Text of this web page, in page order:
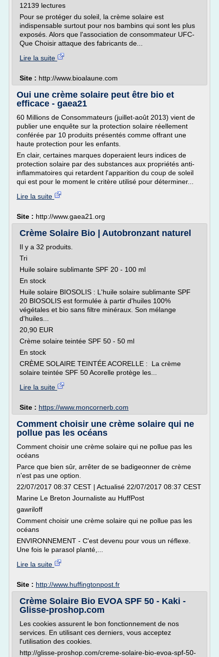
12139 lectures
Pour se protéger du soleil, la crème solaire est
indispensable surtout pour nos bambins qui sont les plus
exposés. Alors que l'association de consommateur UFC-
Que Choisir attaque des fabricants de...
Lire la suite
Site : http://www.bioalaune.com
Oui une crème solaire peut être bio et
efficace - gaea21
60 Millions de Consommateurs (juillet-août 2013) vient de
publier une enquête sur la protection solaire réellement
conférée par 10 produits présentés comme offrant une
haute protection pour les enfants.
En clair, certaines marques doperaient leurs indices de
protection solaire par des substances aux propriétés anti-
inflammatoires qui retardent l'apparition du coup de soleil
qui est pour le moment le critère utilisé pour déterminer...
Lire la suite
Site : http://www.gaea21.org
Crème Solaire Bio | Autobronzant naturel
Il y a 32 produits.
Tri
Huile solaire sublimante SPF 20 - 100 ml
En stock
Huile solaire BIOSOLIS : L'huile solaire sublimante SPF
20 BIOSOLIS est formulée à partir d'huiles 100%
végétales et bio sans filtre minéraux. Son mélange
d'huiles...
20,90 EUR
Crème solaire teintée SPF 50 - 50 ml
En stock
CRÈME SOLAIRE TEINTÉE ACORELLE : La crème
solaire teintée SPF 50 Acorelle protège les...
Lire la suite
Site : https://www.moncornerb.com
Comment choisir une crème solaire qui ne
pollue pas les océans
Comment choisir une crème solaire qui ne pollue pas les
océans
Parce que bien sûr, arrêter de se badigeonner de crème
n'est pas une option.
22/07/2017 08:37 CEST | Actualisé 22/07/2017 08:37 CEST
Marine Le Breton Journaliste au HuffPost
gawriloff
Comment choisir une crème solaire qui ne pollue pas les
océans
ENVIRONNEMENT - C'est devenu pour vous un réflexe.
Une fois le parasol planté,...
Lire la suite
Site : http://www.huffingtonpost.fr
Crème Solaire Bio EVOA SPF 50 - Kaki -
Glisse-proshop.com
Les cookies assurent le bon fonctionnement de nos
services. En utilisant ces derniers, vous acceptez
l'utilisation des cookies.
http://glisse-proshop.com/creme-solaire-bio-evoa-spf-50-